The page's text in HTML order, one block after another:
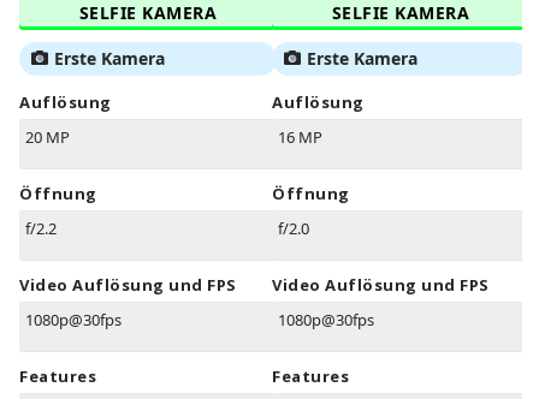
SELFIE KAMERA
Erste Kamera
Auflösung
20 MP
Öffnung
f/2.2
Video Auflösung und FPS
1080p@30fps
Features
SELFIE KAMERA
Erste Kamera
Auflösung
16 MP
Öffnung
f/2.0
Video Auflösung und FPS
1080p@30fps
Features